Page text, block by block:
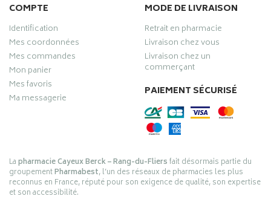
COMPTE
Identification
Mes coordonnées
Mes commandes
Mon panier
Mes favoris
Ma messagerie
MODE DE LIVRAISON
Retrait en pharmacie
Livraison chez vous
Livraison chez un
commerçant
PAIEMENT SÉCURISÉ
Lapharmacie Cayeux Berck – Rang-du-Fliersfait désormais partie du
groupementPharmabest, l’un des réseaux de pharmacies les plus
reconnus en France, réputé pour son exigence de qualité, son expertise
et son accessibilité.